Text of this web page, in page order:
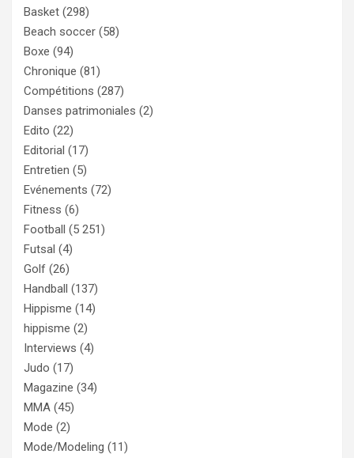
Basket (298)
Beach soccer (58)
Boxe (94)
Chronique (81)
Compétitions (287)
Danses patrimoniales (2)
Edito (22)
Editorial (17)
Entretien (5)
Evénements (72)
Fitness (6)
Football (5 251)
Futsal (4)
Golf (26)
Handball (137)
Hippisme (14)
hippisme (2)
Interviews (4)
Judo (17)
Magazine (34)
MMA (45)
Mode (2)
Mode/Modeling (11)